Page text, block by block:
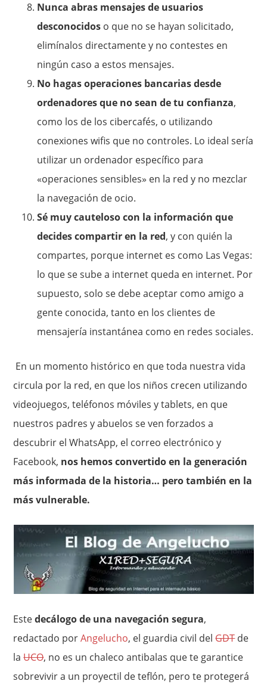
Nunca abras mensajes de usuarios
desconocidos o que no se hayan solicitado,
elimínalos directamente y no contestes en
ningún caso a estos mensajes.
No hagas operaciones bancarias desde
ordenadores que no sean de tu confianza,
como los de los cibercafés, o utilizando
conexiones wifis que no controles. Lo ideal sería
utilizar un ordenador específico para
«operaciones sensibles» en la red y no mezclar
la navegación de ocio.
Sé muy cauteloso con la información que
decides compartir en la red, y con quién la
compartes, porque internet es como Las Vegas:
lo que se sube a internet queda en internet. Por
supuesto, solo se debe aceptar como amigo a
gente conocida, tanto en los clientes de
mensajería instantánea como en redes sociales.
En un momento histórico en que toda nuestra vida
circula por la red, en que los niños crecen utilizando
videojuegos, teléfonos móviles y tablets, en que
nuestros padres y abuelos se ven forzados a
descubrir el WhatsApp, el correo electrónico y
Facebook, nos hemos convertido en la generación
más informada de la historia… pero también en la
más vulnerable.
Estedecálogo de una navegación segura,
redactado porAngelucho, el guardia civil delGDTde
laUCO, no es un chaleco antibalas que te garantice
sobrevivir a un proyectil de teflón, pero te protegerá